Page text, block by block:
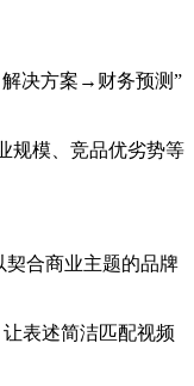
决方案→财务预测”
规模、竞品优劣势等
契合商业主题的品牌
表述简洁匹配视频